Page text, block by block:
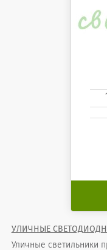
УЛИЧНЫЕ
Уличные светильники